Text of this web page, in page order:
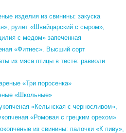
изделия из свинины: закуска
рулет «Швейцарский с сыром»,
с медом» запеченная
«Фитнес». Высший сорт
из мяса птицы в тесте: равиоли
«Три поросенка»
«Школьные»
«Кельнская с черносливом»,
«Ромовая с грецким орехом»
из свинины: палочки «К пиву»,